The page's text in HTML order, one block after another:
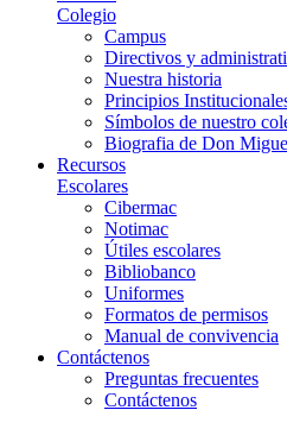
Colegio
Campus
Directivos y
Nuestra historia
Principios
Símbolos de nuestro
Biografia de Don
Recursos
Escolares
Cibermac
Notimac
Útiles escolares
Bibliobanco
Uniformes
Formatos de permisos
Manual de convivencia
Contáctenos
Preguntas frecuentes
Contáctenos